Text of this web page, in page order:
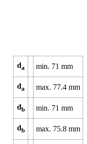
da min. 71 mm
da max. 77.4 mm
db min. 71 mm
db max. 75.8 mm